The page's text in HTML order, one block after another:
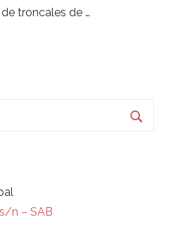
troncales de …
n – SAB